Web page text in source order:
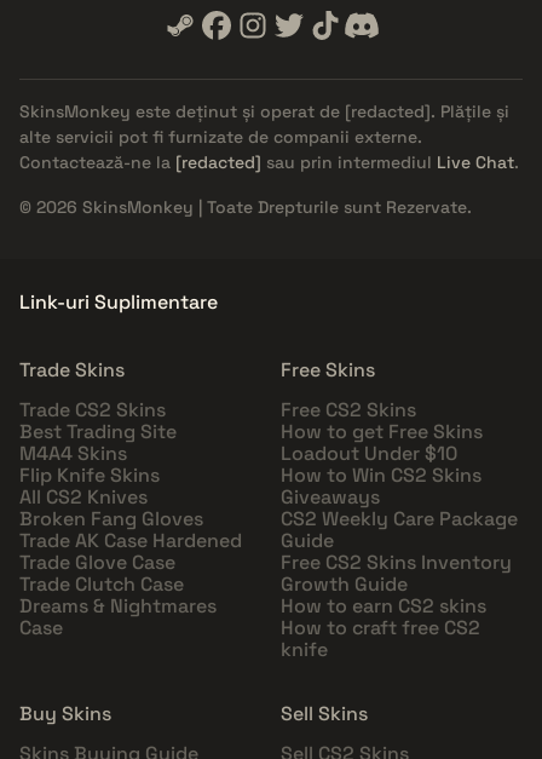
SkinsMonkey este deținut și operat de [redacted]. Plățile și
alte servicii pot fi furnizate de companii externe.
Contactează-ne la [redacted] sau prin intermediul Live Chat.
© 2026 SkinsMonkey | Toate Drepturile sunt Rezervate.
Link-uri Suplimentare
Trade Skins
Trade CS2 Skins
Best Trading Site
M4A4 Skins
Flip Knife Skins
All CS2 Knives
Broken Fang Gloves
Trade AK Case Hardened
Trade Glove Case
Trade Clutch Case
Dreams & Nightmares
Case
Free Skins
Free CS2 Skins
How to get Free Skins
Loadout Under $10
How to Win CS2 Skins
Giveaways
CS2 Weekly Care Package
Guide
Free CS2 Skins Inventory
Growth Guide
How to earn CS2 skins
How to craft free CS2
knife
Buy Skins
Sell Skins